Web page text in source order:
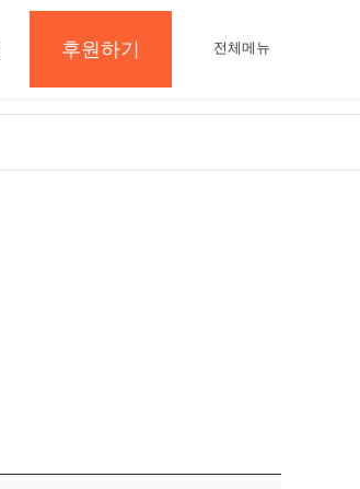
후원하기 전체메뉴